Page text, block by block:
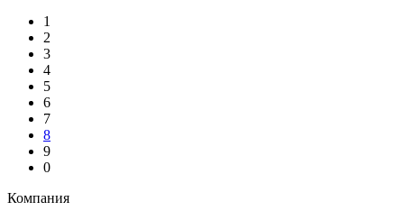
1
2
3
4
5
6
7
8
9
0
Компания